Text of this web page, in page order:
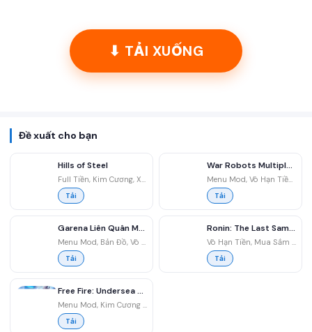
⬇ TẢI XUỐNG
Đề xuất cho bạn
Hills of Steel
Full Tiền, Kim Cương, Xe Tăng, Không Quảng Cáo
Tải
War Robots Multiplayer Battles
Menu Mod, Vô Hạn Tiền, Full Vàng, Tốc Độ
Tải
Garena Liên Quân Mobile
Menu Mod, Bản Đồ, Vô Hạn Tiền, Quân Huy
Tải
Ronin: The Last Samurai
Vô Hạn Tiền, Mua Sắm Miễn Phí, Vô Hiệu Địch, Sát Thương Cao
Tải
Free Fire: Undersea Mystery
Menu Mod, Kim Cương 99999, Headshot, OB46
Tải